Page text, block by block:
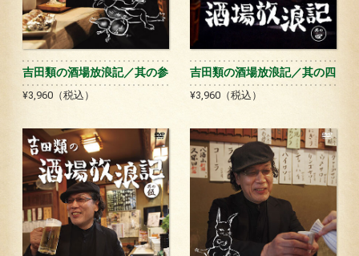
吉田類の酒場放浪記／其の参
¥3,960（税込）
吉田類の酒場放浪記／其の四
¥3,960（税込）